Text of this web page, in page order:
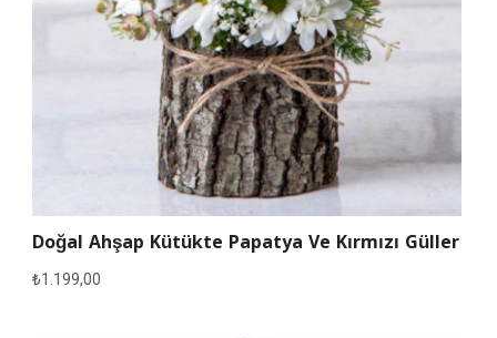
Doğal Ahşap Kütükte Papatya Ve Kırmızı Güller
₺1.199,00